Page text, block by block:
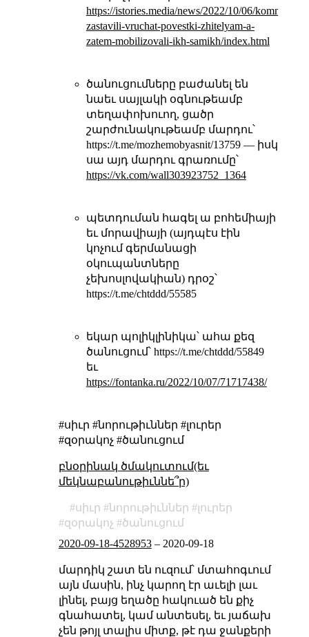
https://istories.media/news/2022/10/06/
zastavili-vruchat-povestki-zhitelyam-a-
zatem-mobilizovali-ikh-samikh/index.html
ծանուցումները բաժանել են
նաեւ սայլակի օգնութեամբ
տեղափոխուող, ցածր
շարժունակութեամբ մարդու՝
https://t.me/mozhemobyasnit/13759 — իսկ
սա այդ մարդու գրառումը՝
https://vk.com/wall303923752_1364
պետդուման հագել ա բոհեմիայի
եւ մորավիայի (այդպէս էին
կոչում գերմանացի
օկուպանտները
չեխոսլովակիան) դրօշ՝
https://t.me/chtddd/55585
եկար պոլիկլինիկա՝ ահա քեզ
ծանուցում՝ https://t.me/chtddd/55849
եւ
https://fontanka.ru/2022/10/07/71717438/
#սիւր #նորութիւններ #լուրեր
#զօրակոչ #ծանուցում
բնօրինակ ծմակուտում(եւ
մեկնաբանութիւննե՞ր)
սիւր նորութիւններ
լուրեր
զօրակոչ
ծանուցում
2020-09-18-4528953– 2020-09-18
մարդիկ շատ են ուզում՝ մտահոգւում
այն մասին, ինչ կարող էր աւելի լաւ
լինել, բայց եղածը հակուած են քիչ
գնահատել, կամ անտեսել, եւ յաճախ
չեն թոյլ տալիս միտք, թէ դա ջանքերի